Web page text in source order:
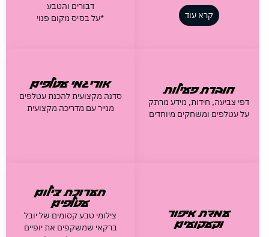
קרא עוד
דבורים והטבע
*על בסיס מקום פנוי
חוברת פעילות
חוברת פעילות
דפי צביעה, חידות, מידע מרתק
על עטלפים ומשחקים מיוחדים
אוריגמי עטלפים
אוריגמי עטלפים
סדנה מקצועית להכנת עטלפים
מנייר עם מדריכה מקצועית
עמדת איפור
וקעקועים
עמדת איפור
וקעקועים
תערוכת צילום
עטלפים
תערוכת צילום
עטלפים
צילומי טבע קסומים של יובל
ברקאי שמשקפים את יופיים